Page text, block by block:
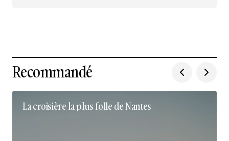
Recommandé
La croisière la plus folle de Nantes